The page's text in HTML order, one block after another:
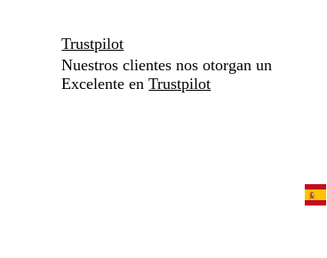
Trustpilot
Nuestros clientes nos otorgan un
Excelente enTrustpilot